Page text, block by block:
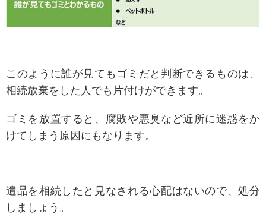
このように誰が見てもゴミだと判断できるものは、
相続放棄をした人でも片付けができます。
ゴミを放置すると、腐敗や悪臭など近所に迷惑をか
けてしまう原因にもなります。
遺品を相続したと見なされる心配はないので、処分
しましょう。